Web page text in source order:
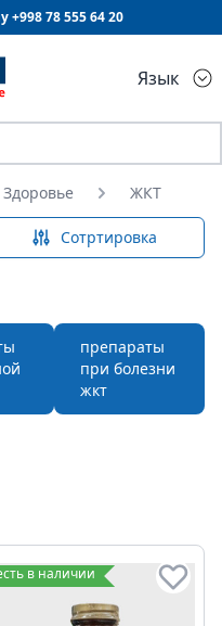
+99878 555 64 20
Язык
Здоровье ЖКТ
Сотртировка
препараты
при болезни
жкт
в наличии